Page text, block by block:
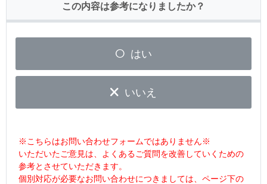
この内容は参考になりましたか？
はい
いいえ
※こちらはお問い合わせフォームではありません※
いただいたご意見は、よくあるご質問を改善していくための
参考とさせていただきます。
個別対応が必要なお問い合わせにつきましては、ページ下の